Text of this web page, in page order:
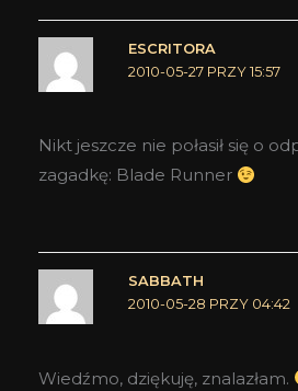
ESCRITORA
2010-05-27 PRZY 15:57
Nikt jeszcze nie połasił się o
zagadkę: Blade Runner
SABBATH
2010-05-28 PRZY 04:42
Wiedźmo, dziękuję, znalazłam.